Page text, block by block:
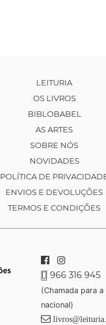
LEITURIA
OS LIVROS
BIBLOBABEL
AS ARTES
SOBRE NÓS
NOVIDADES
POLÍTICA DE
ENVIOS E DEVOLUÇÕES
TERMOS E CONDIÇÕES
966 316 945
(Chamada para
nacional)